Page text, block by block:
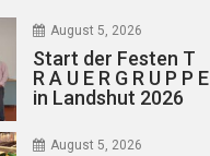
August 5, 2026
Start der Festen T
R A U E R G R U P P E
in Landshut 2026
August 5, 2026